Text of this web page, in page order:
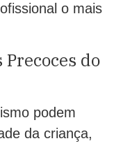
o mais
do
podem
da criança,